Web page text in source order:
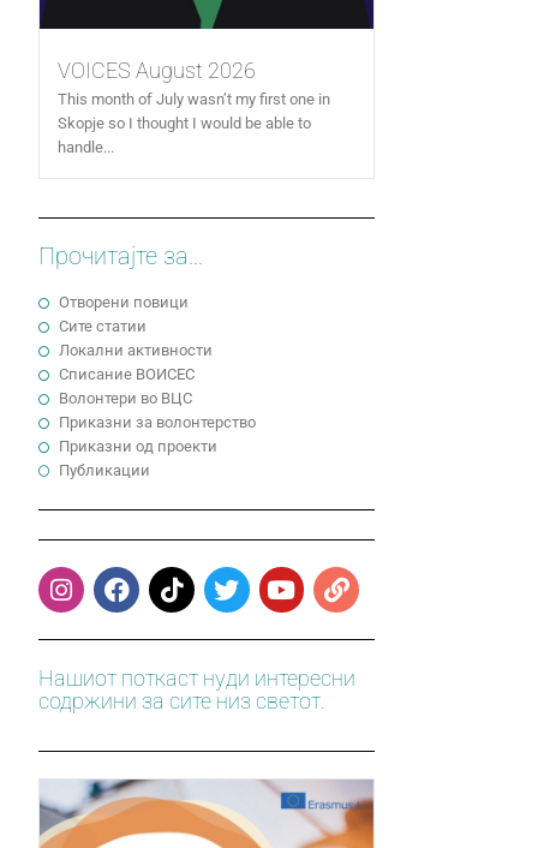
VOICES August 2026
This month of July wasn’t my first one in
Skopje so I thought I would be able to
handle...
Прочитајте за...
Отворени повици
Сите статии
Локални активности
Cписание ВОИСЕС
Волонтери во ВЦС
Приказни за волонтерство
Приказни од проекти
Публикации
Нашиот поткаст нуди интересни
содржини за сите низ светот.